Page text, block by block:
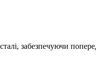
забезпечуючи